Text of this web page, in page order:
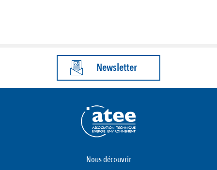
Newsletter
Nous découvrir